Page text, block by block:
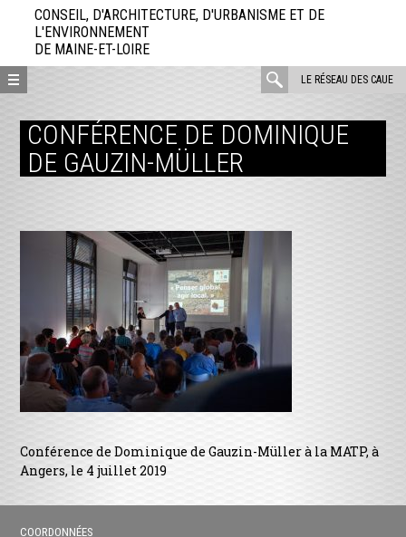
directement
contenu
CONSEIL, D'ARCHITECTURE, D'URBANISME ET DE
L'ENVIRONNEMENT
DE MAINE-ET-LOIRE
LE RÉSEAU DES CAUE
rechercher
CONFÉRENCE DE DOMINIQUE
DE GAUZIN-MÜLLER
Conférence de Dominique de Gauzin-Müller à la MATP, à
Angers, le 4 juillet 2019
COORDONNÉES